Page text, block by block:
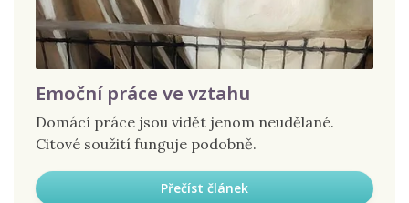
Emoční práce ve vztahu
Domácí práce jsou vidět jenom neudělané.
Citové soužití funguje podobně.
Přečíst článek